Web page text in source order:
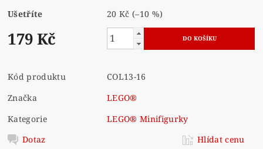
Ušetříte 20 Kč(–10 %)
179 Kč
Kód produktu
COL13-16
Značka
LEGO®
Kategorie
LEGO® Minifigurky
Dotaz
Hlídat cenu